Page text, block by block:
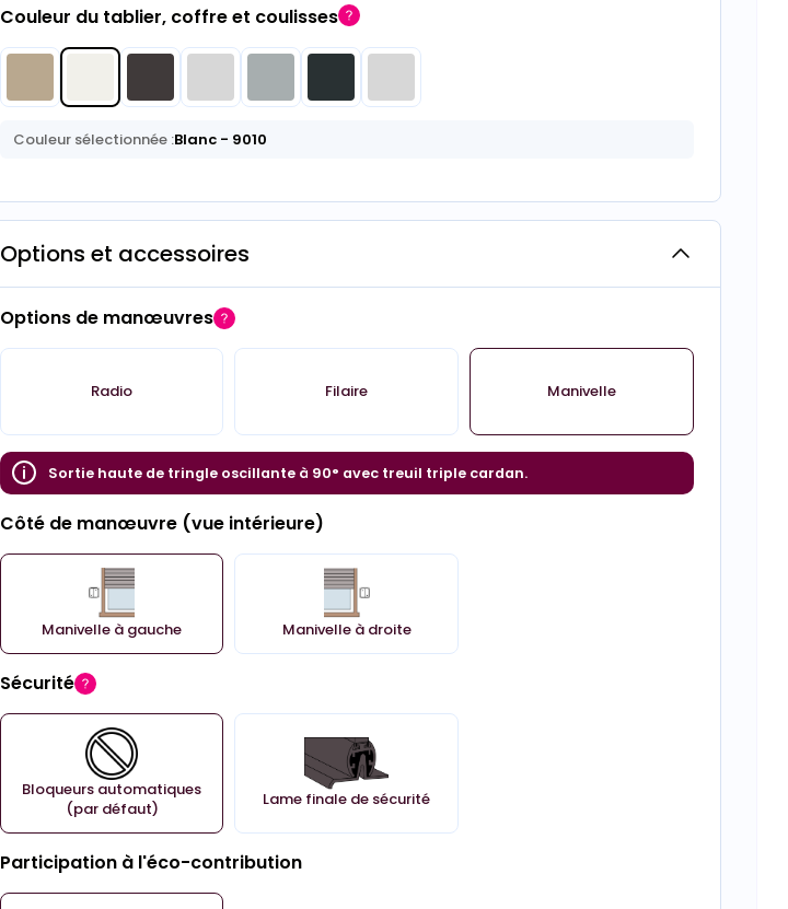
Couleur du tablier, coffre et coulisses
Couleur sélectionnée :Blanc- 9010
Options et accessoires
Options de manœuvres
Radio Filaire Manivelle
Sortie haute de tringle oscillante à 90° avec treuil triple cardan.
Côté de manœuvre (vue intérieure)
Manivelle à gauche Manivelle à droite
Sécurité
Bloqueurs automatiques
(par défaut)
Lame finale de sécurité
Participation à l'éco-contribution